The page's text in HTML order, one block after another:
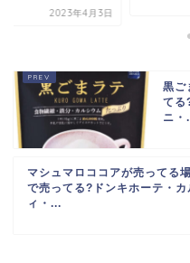
2023年4月3日
黒ご
てる
ニ・
マシュマロココアが売ってる
で売ってる?ドンキホーテ・カ
ィ・...